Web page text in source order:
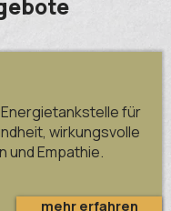
für
wirkungsvolle
und Empathie.
mehr erfahren